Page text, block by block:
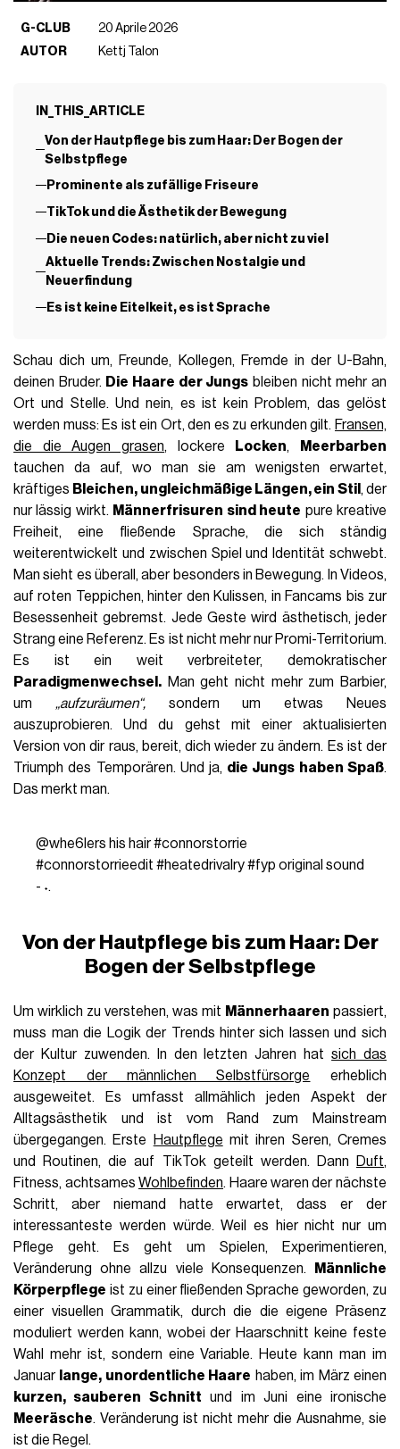
G-CLUB
20 Aprile 2026
AUTOR
Kettj Talon
IN_THIS_ARTICLE
Von der Hautpflege bis zum Haar: Der Bogen der
Selbstpflege
Prominente als zufällige Friseure
TikTok und die Ästhetik der Bewegung
Die neuen Codes: natürlich, aber nicht zu viel
Aktuelle Trends: Zwischen Nostalgie und
Neuerfindung
Es ist keine Eitelkeit, es ist Sprache
Schau dich um, Freunde, Kollegen, Fremde in der U-Bahn,
deinen Bruder. Die Haare der Jungs bleiben nicht mehr an
Ort und Stelle. Und nein, es ist kein Problem, das gelöst
werden muss: Es ist ein Ort, den es zu erkunden gilt. Fransen,
die die Augen grasen, lockere Locken,
Meerbarben
tauchen da auf, wo man sie am wenigsten erwartet,
kräftiges Bleichen, ungleichmäßige Längen, ein Stil , der
nur lässig wirkt. Männerfrisuren sind heute pure kreative
Freiheit, eine fließende Sprache, die sich ständig
weiterentwickelt und zwischen Spiel und Identität schwebt.
Man sieht es überall, aber besonders in Bewegung. In Videos,
auf roten Teppichen, hinter den Kulissen, in Fancams bis zur
Besessenheit gebremst. Jede Geste wird ästhetisch, jeder
Strang eine Referenz. Es ist nicht mehr nur Promi-Territorium.
Es ist ein weit verbreiteter, demokratischer
Paradigmenwechsel. Man geht nicht mehr zum Barbier,
um „aufzuräumen“,sondern um etwas Neues
auszuprobieren. Und du gehst mit einer aktualisierten
Version von dir raus, bereit, dich wieder zu ändern. Es ist der
Triumph des Temporären. Und ja, die Jungs haben Spaß.
Das merkt man.
@whe6lers his hair#connorstorrie
#connorstorrieedit #heatedrivalry#fyp original sound
- ˖.
Von der Hautpflege bis zum Haar: Der
Bogen der Selbstpflege
Um wirklich zu verstehen, was mit Männerhaaren passiert,
muss man die Logik der Trends hinter sich lassen und sich
der Kultur zuwenden. In den letzten Jahren hatsich das
Konzept der männlichen Selbstfürsorge erheblich
ausgeweitet. Es umfasst allmählich jeden Aspekt der
Alltagsästhetik und ist vom Rand zum Mainstream
übergegangen. Erste
Hautpflege mit ihren Seren, Cremes
und Routinen, die auf TikTok geteilt werden. Dann
Duft,
Fitness, achtsamesWohlbefinden. Haare waren der nächste
Schritt, aber niemand hatte erwartet, dass er der
interessanteste werden würde. Weil es hier nicht nur um
Pflege geht. Es geht um Spielen, Experimentieren,
Veränderung ohne allzu viele Konsequenzen.
Männliche
Körperpflege ist zu einer fließenden Sprache geworden, zu
einer visuellen Grammatik, durch die die eigene Präsenz
moduliert werden kann, wobei der Haarschnitt keine feste
Wahl mehr ist, sondern eine Variable. Heute kann man im
Januar lange, unordentliche Haare haben, im März einen
kurzen, sauberen Schnitt und im Juni eine ironische
Meeräsche. Veränderung ist nicht mehr die Ausnahme, sie
ist die Regel.